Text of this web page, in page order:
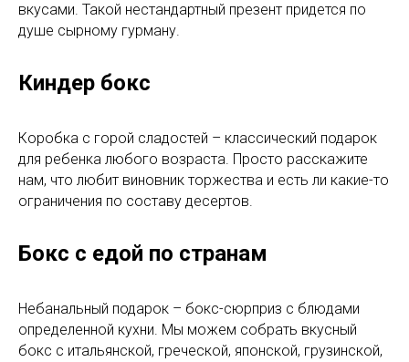
вкусами. Такой нестандартный презент придется по
душе сырному гурману.
Киндер бокс
Коробка с горой сладостей – классический подарок
для ребенка любого возраста. Просто расскажите
нам, что любит виновник торжества и есть ли какие-то
ограничения по составу десертов.
Бокс с едой по странам
Небанальный подарок – бокс-сюрприз с блюдами
определенной кухни. Мы можем собрать вкусный
бокс с итальянской, греческой, японской, грузинской,